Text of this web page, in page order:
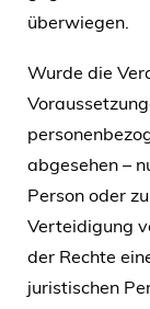
überwiegen.
Wurde die
abgesehen –
Person oder
Verteidigung
der Rechte
juristischen